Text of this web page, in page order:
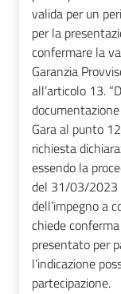
valida per un
per la
confermare la
Garanzia
all’articolo 13.
Gara al punto
richiesta
essendo la
del 31/03/2023
dell’impegno a
chiede
presentato per
l’indicazione
partecipazione.